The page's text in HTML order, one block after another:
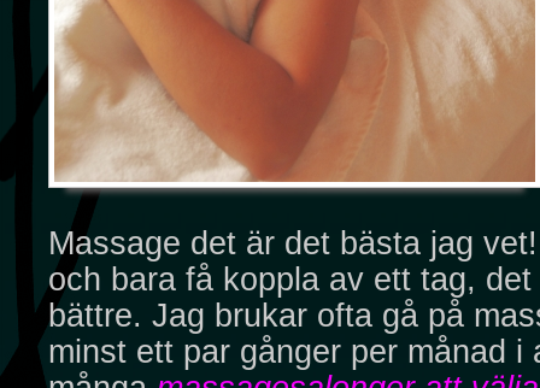
Massage det är det bästa jag
och bara få koppla av ett tag,
bättre. Jag brukar ofta gå på
minst ett par gånger per månad i